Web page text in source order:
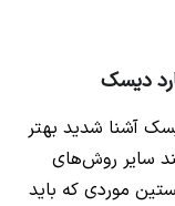
دیسک
آشنا شدید بهتر
سایر روش‌های
موردی که باید